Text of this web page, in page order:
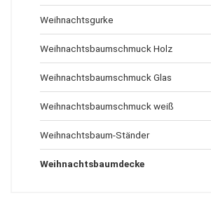
Weihnachtsgurke
Weihnachtsbaumschmuck Holz
Weihnachtsbaumschmuck Glas
Weihnachtsbaumschmuck weiß
Weihnachtsbaum-Ständer
Weihnachtsbaumdecke